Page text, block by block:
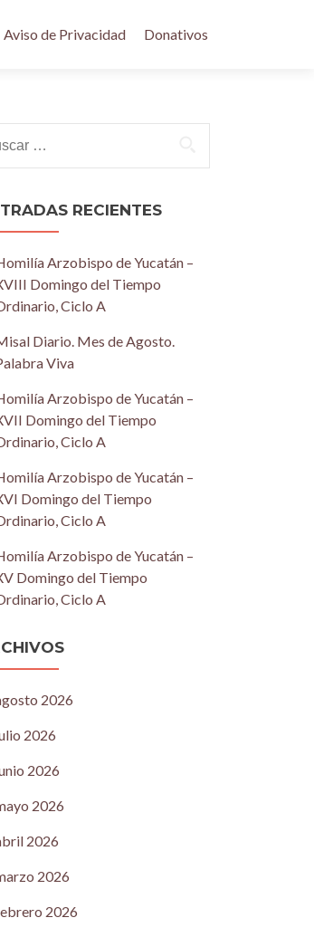
Aviso de Privacidad Donativos
RECIENTES
Arzobispo de Yucatán –
Domingo del Tiempo
Ciclo A
Diario. Mes de Agosto.
Viva
Arzobispo de Yucatán –
Domingo del Tiempo
Ciclo A
Arzobispo de Yucatán –
Domingo del Tiempo
Ciclo A
Arzobispo de Yucatán –
Domingo del Tiempo
Ciclo A
2026
2026
2026
2026
2026
2026
2026